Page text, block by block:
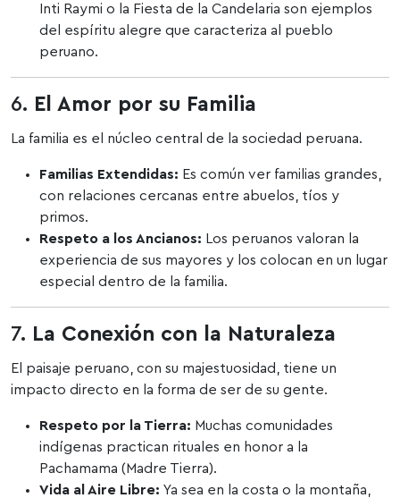
Inti Raymi o la Fiesta de la Candelaria son ejemplos
del espíritu alegre que caracteriza al pueblo
peruano.
6. El Amor por su Familia
La familia es el núcleo central de la sociedad peruana.
Familias Extendidas: Es común ver familias grandes,
con relaciones cercanas entre abuelos, tíos y
primos.
Respeto a los Ancianos: Los peruanos valoran la
experiencia de sus mayores y los colocan en un lugar
especial dentro de la familia.
7. La Conexión con la Naturaleza
El paisaje peruano, con su majestuosidad, tiene un
impacto directo en la forma de ser de su gente.
Respeto por la Tierra: Muchas comunidades
indígenas practican rituales en honor a la
Pachamama (Madre Tierra).
Vida al Aire Libre: Ya sea en la costa o la montaña,